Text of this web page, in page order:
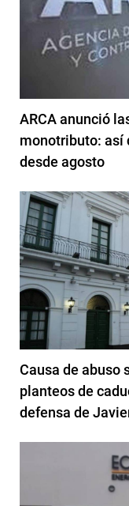
ARCA anunció
monotributo: así
desde agosto
Causa de abuso
planteos de
defensa de